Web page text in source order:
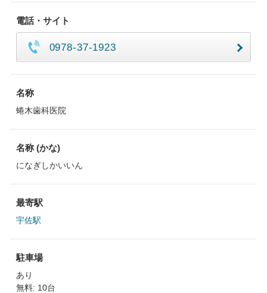
電話・サイト
0978-37-1923
名称
蜷木歯科医院
名称 (かな)
になぎしかいいん
最寄駅
宇佐駅
駐車場
あり
無料: 10台